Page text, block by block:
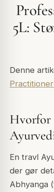
5L:
Denne
Hvorfor
En travl
der gør
Abhyanga